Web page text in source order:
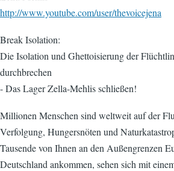
http://www.youtube.com/user/thevoicejena
Break Isolation:
Die Isolation und Ghettoisierung der
durchbrechen
- Das Lager Zella-Mehlis schließen!
Millionen Menschen sind weltweit auf der
Verfolgung, Hungersnöten und
Tausende von Ihnen an den Außengrenzen
Deutschland ankommen, sehen sich mit